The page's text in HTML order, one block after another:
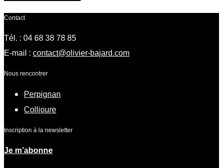
Contact
Tél. : 04 68 38 78 85
E-mail : contact@olivier-bajard.com
Nous rencontrer
Perpignan
Collioure
Inscription à la newsletter
Je m’abonne